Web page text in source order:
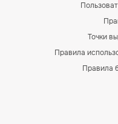
Точки
Правила
Правила